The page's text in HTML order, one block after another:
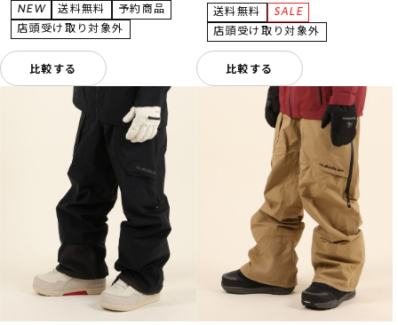
比較する 比較する